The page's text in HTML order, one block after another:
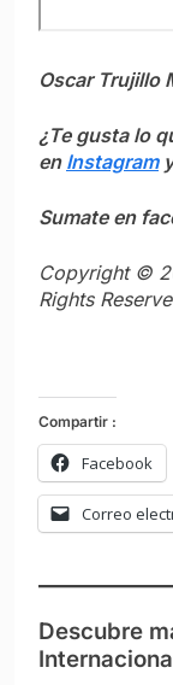
Oscar Trujillo
¿Te gusta lo
en Instagram
Sumate en
Copyright ©
Rights
Compartir :
Facebook
Correo
Descubre